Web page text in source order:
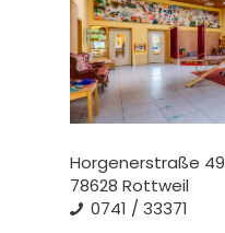
Horgenerstraße 49
78628 Rottweil
0741 / 33371